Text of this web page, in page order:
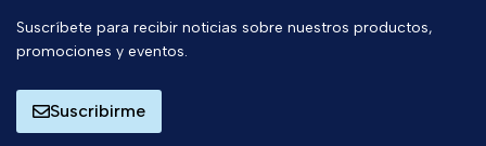
Suscríbete para recibir noticias sobre nuestros productos,
promociones y eventos.
Suscribirme